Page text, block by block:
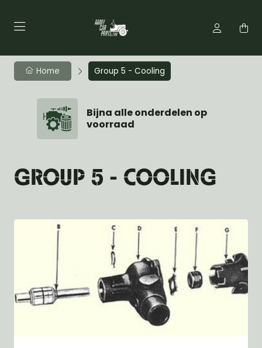
Home Group 5 - Cooling
Bijna alle onderdelen op
voorraad
GROUP 5 - COOLING